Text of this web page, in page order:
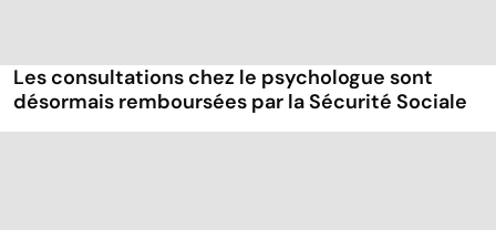
Les consultations chez le psychologue sont
désormais remboursées par la Sécurité Sociale